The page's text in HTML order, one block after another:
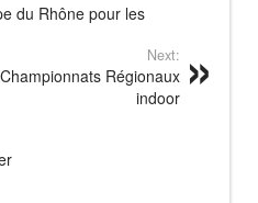
du Rhône pour les
Next:
Régionaux
indoor